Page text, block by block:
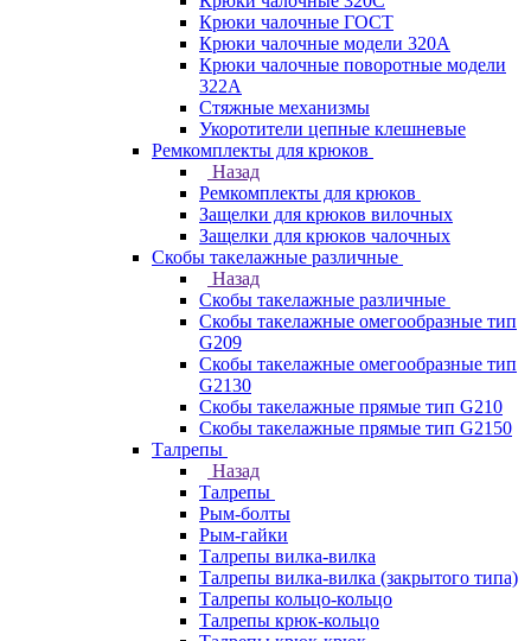
Крюки чалочные ГОСТ
Крюки чалочные модели 320А
Крюки чалочные поворотные модели
322А
Стяжные механизмы
Укоротители цепные клешневые
Ремкомплекты для крюков
Назад
Ремкомплекты для крюков
Защелки для крюков вилочных
Защелки для крюков чалочных
Скобы такелажные различные
Назад
Скобы такелажные различные
Скобы такелажные омегообразные тип
G209
Скобы такелажные омегообразные тип
G2130
Скобы такелажные прямые тип G210
Скобы такелажные прямые тип G2150
Талрепы
Назад
Талрепы
Рым-болты
Рым-гайки
Талрепы вилка-вилка
Талрепы вилка-вилка (закрытого типа)
Талрепы кольцо-кольцо
Талрепы крюк-кольцо